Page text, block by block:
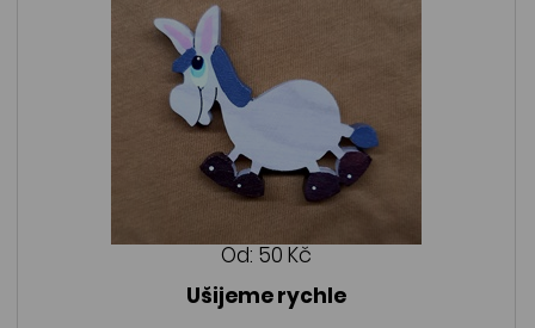
Od: 50 Kč
Ušijeme rychle